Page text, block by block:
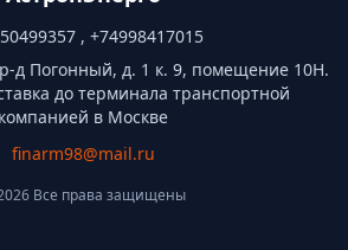
, +74998417015
д Погонный, д. 1 к. 9, помещение 10Н.
до терминала транспортной
компанией в Москве
finarm98@mail.ru
Все права защищены